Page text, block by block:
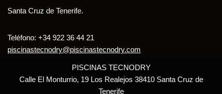
Santa Cruz de Tenerife.
Teléfono: +34 922 36 44 21
piscinastecnodry@piscinastecnodry.com
PISCINAS TECNODRY
Calle El Monturrio, 19 Los Realejos 38410 Santa Cruz de
Tenerife